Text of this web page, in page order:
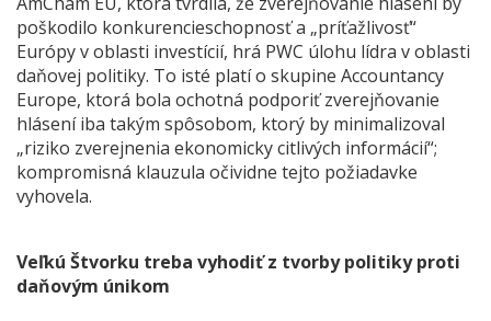
poškodilo konkurencieschopnosť a „príťažlivosť“
Európy v oblasti investícií, hrá PWC úlohu lídra v oblasti
daňovej politiky. To isté platí o skupine Accountancy
Europe, ktorá bola ochotná podporiť zverejňovanie
hlásení iba takým spôsobom, ktorý by minimalizoval
„riziko zverejnenia ekonomicky citlivých informácií“;
kompromisná klauzula očividne tejto požiadavke
vyhovela.
Veľkú Štvorku treba vyhodiť z tvorby politiky proti
daňovým únikom